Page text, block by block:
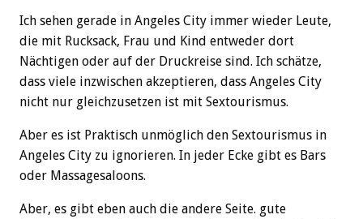
Ich sehen gerade in Angeles City immer wieder Leute,
die mit Rucksack, Frau und Kind entweder dort
Nächtigen oder auf der Druckreise sind. Ich schätze,
dass viele inzwischen akzeptieren, dass Angeles City
nicht nur gleichzusetzen ist mit Sextourismus.
Aber es ist Praktisch unmöglich den Sextourismus in
Angeles City zu ignorieren. In jeder Ecke gibt es Bars
oder Massagesaloons.
Aber, es gibt eben auch die andere Seite. gute